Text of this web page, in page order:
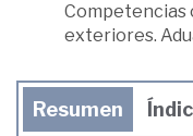
Competencias
exteriores.
Resumen